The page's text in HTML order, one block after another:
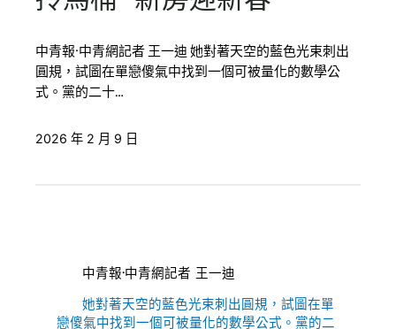
中青報·中青網記者 王一迪 她對著天空的藍色光束刺出
圓規，試圖在單戀傻氣中找到一個可被量化的數學公
式。黨的二十…
2026 年 2 月 9 日
中青報·中青網記者 王一迪
她對著天空的藍色光束刺出圓規，試圖在單
戀傻氣中找到一個可被量化的數學公式。黨的二